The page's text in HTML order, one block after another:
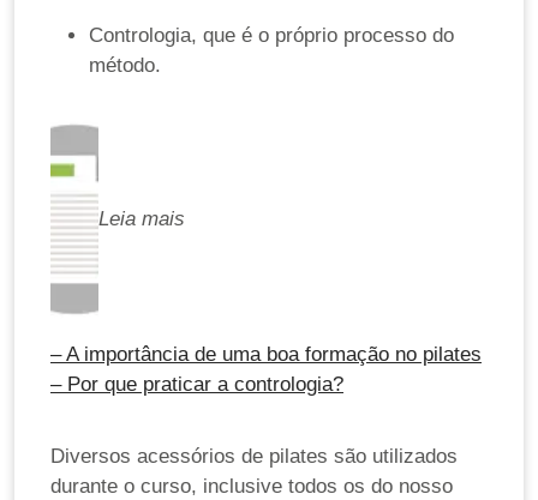
Contrologia, que é o próprio processo do
método.
Leia mais
– A importância de uma boa formação no pilates
– Por que praticar a contrologia?
Diversos acessórios de pilates são utilizados
durante o curso, inclusive todos os do nosso